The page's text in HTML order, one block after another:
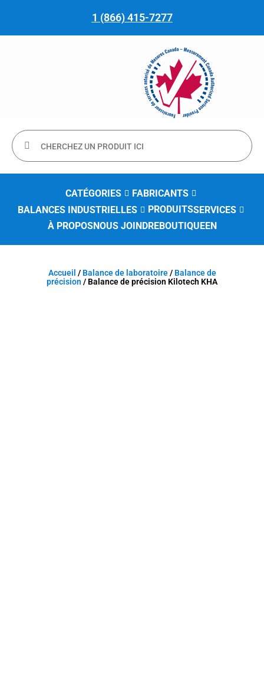
1 (866) 415-7277
CATÉGORIES
FABRICANTS
BALANCES INDUSTRIELLES
PRODUITSSERVICES
À PROPOSNOUS JOINDREBOUTIQUEEN
Accueil / Balance de laboratoire/ Balance de
précision / Balance de précision Kilotech KHA